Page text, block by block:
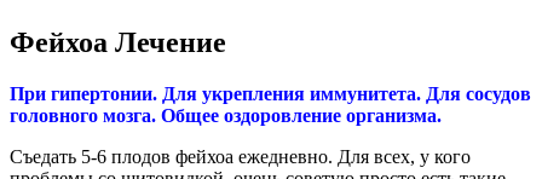
Фейхоа Лечение
При гипертонии. Для укрепления иммунитета. Для сосудов
головного мозга. Общее оздоровление организма.
Съедать 5-6 плодов фейхоа ежедневно. Для всех, у кого